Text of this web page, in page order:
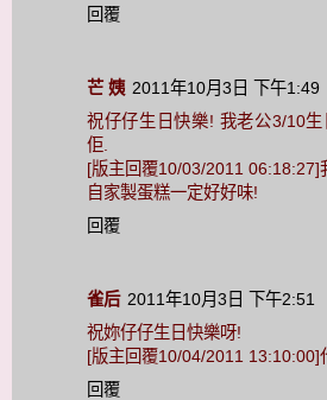
回覆
芒 姨 2011年10月3日 下午1:49
祝仔仔生日快樂! 我老公3/10
佢.
[版主回覆10/03/2011 06:18:27]
自家製蛋糕一定好好味!
回覆
雀后 2011年10月3日 下午2:51
祝妳仔仔生日快樂呀!
[版主回覆10/04/2011 13:10:00]
回覆